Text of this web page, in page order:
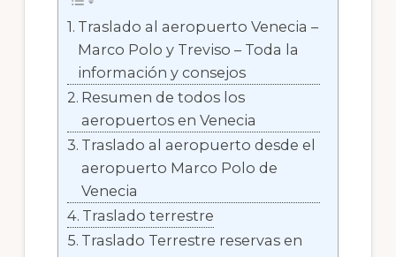
Traslado al aeropuerto Venecia –
Marco Polo y Treviso – Toda la
información y consejos
Resumen de todos los
aeropuertos en Venecia
Traslado al aeropuerto desde el
aeropuerto Marco Polo de
Venecia
Traslado terrestre
Traslado Terrestre reservas en